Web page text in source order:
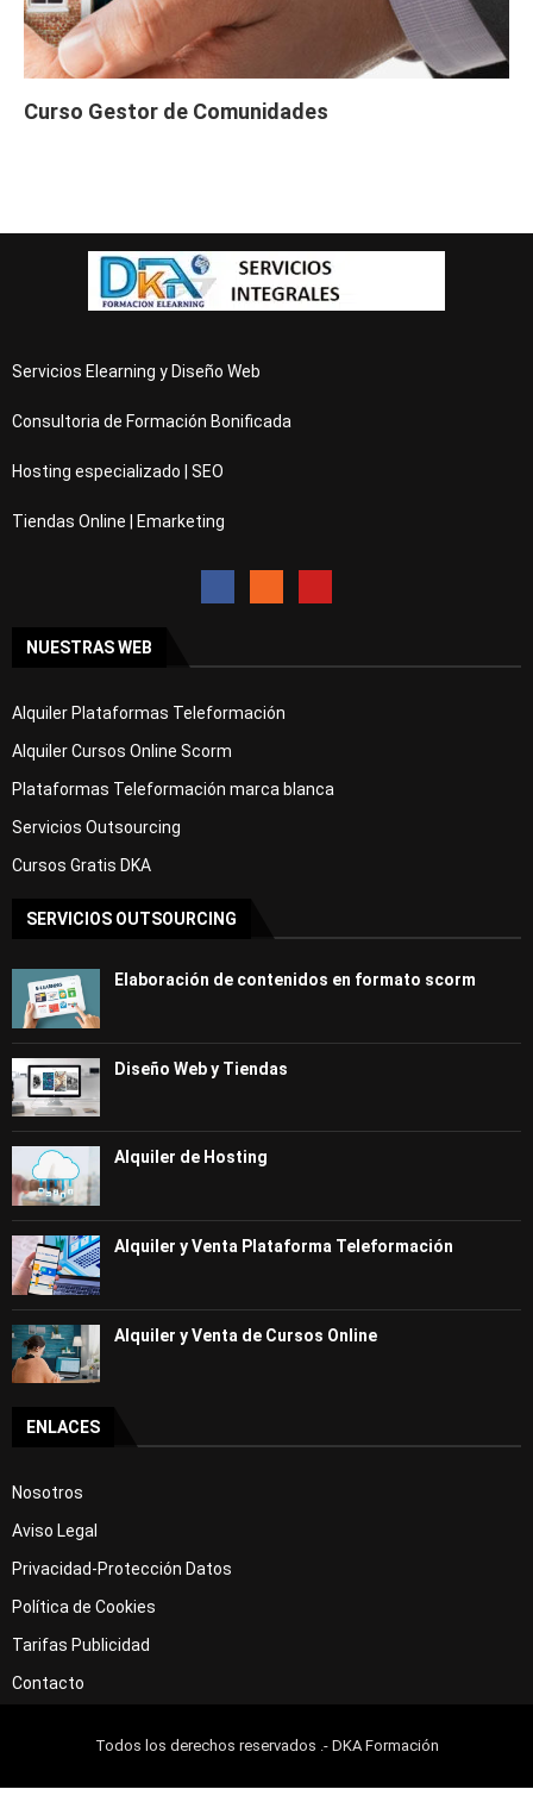
Curso Gestor de Comunidades
Servicios Elearning y Diseño Web
Consultoria de Formación Bonificada
Hosting especializado | SEO
Tiendas Online | Emarketing
NUESTRAS WEB
Alquiler Plataformas Teleformación
Alquiler Cursos Online Scorm
Plataformas Teleformación marca blanca
Servicios Outsourcing
Cursos Gratis DKA
SERVICIOS OUTSOURCING
Elaboración de contenidos en formato scorm
Diseño Web y Tiendas
Alquiler de Hosting
Alquiler y Venta Plataforma Teleformación
Alquiler y Venta de Cursos Online
ENLACES
Nosotros
Aviso Legal
Privacidad-Protección Datos
Política de Cookies
Tarifas Publicidad
Contacto
Todos los derechos reservados .- DKA Formación